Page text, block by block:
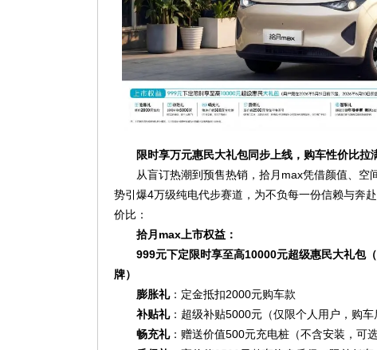
限时享万元惠民大礼包同步上线，购车性价比拉
从盲订热潮到预售热销，拾月max凭借颜值、
势引爆4万级纯电代步赛道，为不负每一份信赖与奔
价比：
拾月max上市权益：
999元下定限时享至高10000元超级惠民大礼包
牌）
膨胀礼：定金抵扣2000元购车款
补贴礼：超级补贴5000元（仅限个人用户，购车
畅充礼：赠送价值500元充电桩（不含安装，可选